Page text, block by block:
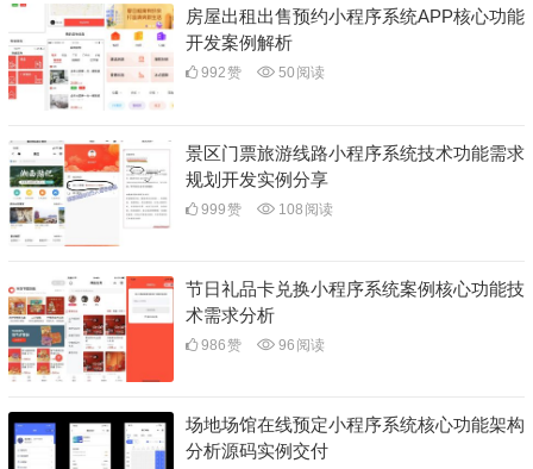
房屋出租出售预约小程序系统APP核心功能
开发案例解析
992赞 50 阅读
景区门票旅游线路小程序系统技术功能需求
规划开发实例分享
999赞 108 阅读
节日礼品卡兑换小程序系统案例核心功能技
术需求分析
986赞 96 阅读
场地场馆在线预定小程序系统核心功能架构
分析源码实例交付